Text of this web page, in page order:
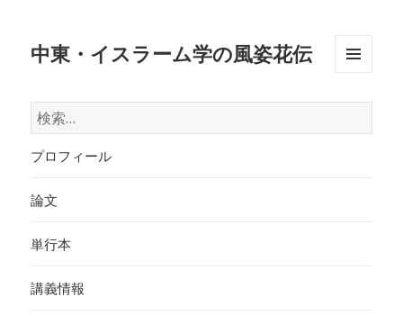
中東・イスラーム学の風姿花伝
検
索:
プロフィール
論文
単行本
講義情報